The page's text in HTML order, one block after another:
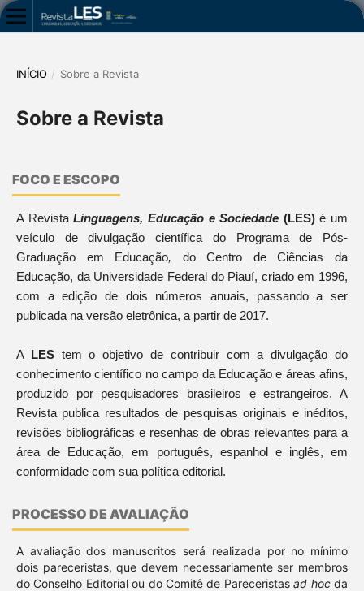
INÍCIO / Sobre a Revista
Sobre a Revista
FOCO E ESCOPO
A RevistaLinguagens, Educação e Sociedade (LES)é um
veículo de divulgação científica do Programa de Pós-
Graduação em Educação, do Centro de Ciências da
Educação, da Universidade Federal do Piauí, criado em 1996,
com a edição de dois números anuais, passando a ser
publicada na versão eletrônica, a partir de 2017.
A LEStem o objetivo de contribuir com a divulgação do
conhecimento científico no campo da Educação e áreas afins,
produzido por pesquisadores brasileiros e estrangeiros. A
Revista publica resultados de pesquisas originais e inéditos,
revisões bibliográficas e resenhas de obras relevantes para a
área de Educação, em português, espanhol e inglês, em
conformidade com sua política editorial.
PROCESSO DE AVALIAÇÃO
A avaliação dos manuscritos será realizada por no mínimo
dois pareceristas, que devem necessariamente ser membros
do Conselho Editorial ou do Comitê de Pareceristasad hocda